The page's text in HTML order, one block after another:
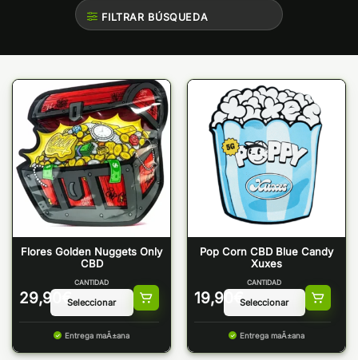
FILTRAR BÚSQUEDA
Flores Golden Nuggets Only
CBD
29,90 €
CANTIDAD
Entrega maÃ±ana
Pop Corn CBD Blue Candy
Xuxes
19,90 €
CANTIDAD
Entrega maÃ±ana